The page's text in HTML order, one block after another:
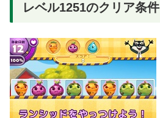
レベル1251のクリア条件